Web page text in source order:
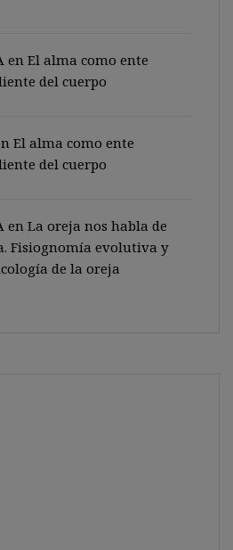
enEl alma como ente
del cuerpo
El alma como ente
del cuerpo
enLa oreja nos habla de
Fisiognomía evolutiva y
de la oreja